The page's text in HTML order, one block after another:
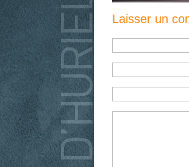
Laisser un